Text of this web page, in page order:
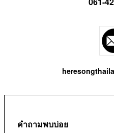
คำถามพบบ่อย